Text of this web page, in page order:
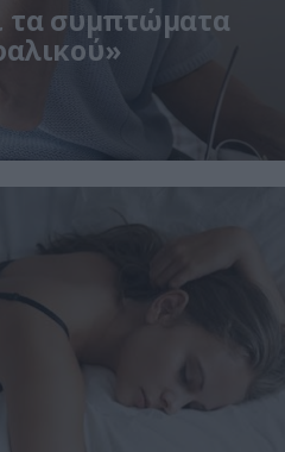
τα συμπτώματα